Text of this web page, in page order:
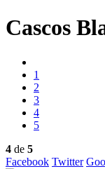
Cascos
1
2
3
4
5
4 de 5
Facebook Twitter